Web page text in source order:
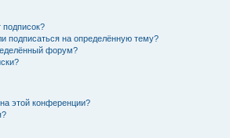
подписок?
подписаться на определённую тему?
форум?
этой конференции?